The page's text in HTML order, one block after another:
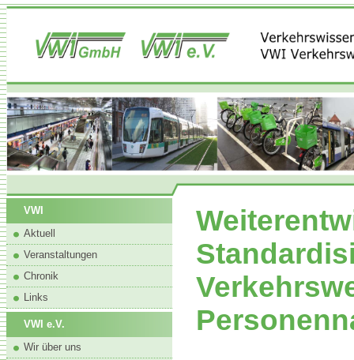
VWI
Aktuell
Veranstaltungen
Chronik
Links
VWI e.V.
Wir über uns